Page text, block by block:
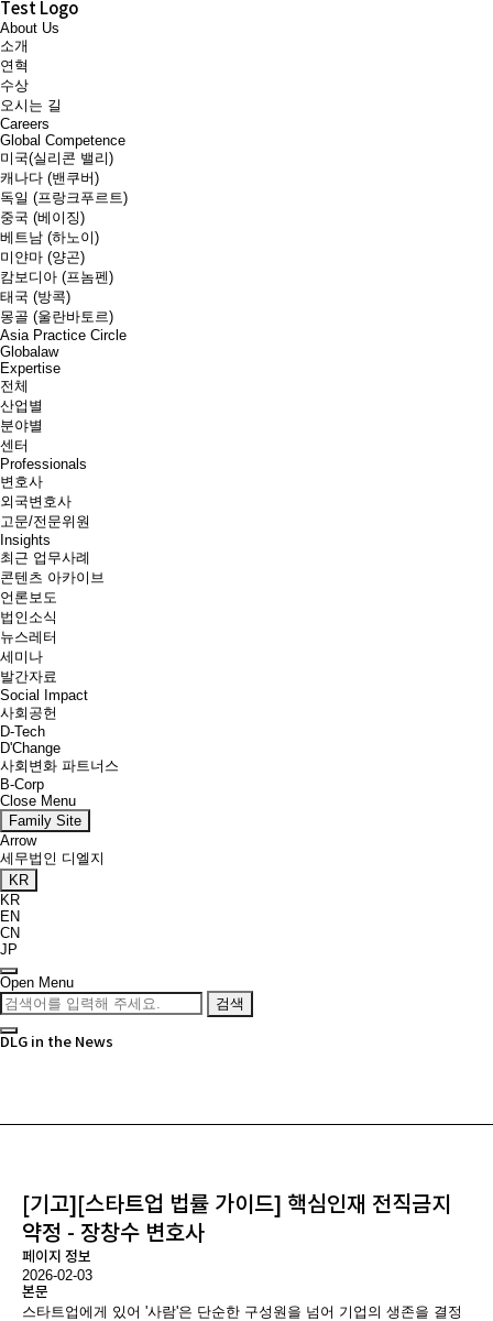
Test Logo
About Us
소개
연혁
수상
오시는 길
Careers
Global Competence
미국(실리콘 밸리)
캐나다 (밴쿠버)
독일 (프랑크푸르트)
중국 (베이징)
베트남 (하노이)
미얀마 (양곤)
캄보디아 (프놈펜)
태국 (방콕)
몽골 (울란바토르)
Asia Practice Circle
Globalaw
Expertise
전체
산업별
분야별
센터
Professionals
변호사
외국변호사
고문/전문위원
Insights
최근 업무사례
콘텐츠 아카이브
언론보도
법인소식
뉴스레터
세미나
발간자료
Social Impact
사회공헌
D-Tech
D'Change
사회변화 파트너스
B-Corp
Close Menu
Family Site
Arrow
세무법인 디엘지
KR
KR
EN
CN
JP
Open Menu
검색
DLG in the News
[기고][스타트업 법률 가이드] 핵심인재 전직금지
약정 - 장창수 변호사
페이지 정보
2026-02-03
본문
스타트업에게 있어 '사람'은 단순한 구성원을 넘어 기업의 생존을 결정